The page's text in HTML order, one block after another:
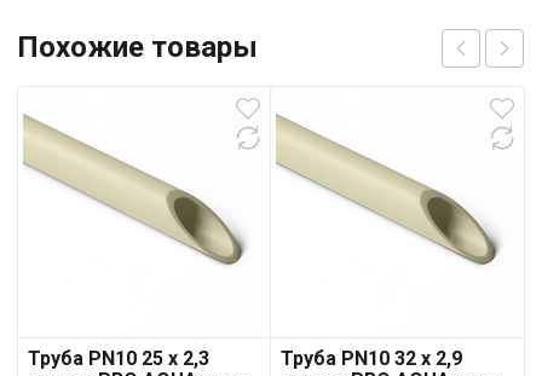
Похожие товары
Труба PN10 25 x 2,3
Труба PN10 32 x 2,9